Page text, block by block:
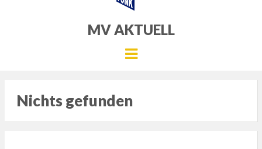
MV AKTUELL
Menu
Nichts gefunden